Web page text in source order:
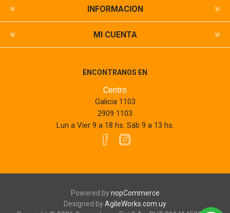
INFORMACION
MI CUENTA
ENCONTRANOS EN
Centro
Galicia 1103
2909 1103
Lun a Vier 9 a 18 hs. Sáb 9 a 13 hs.
Powered bynopCommerce
Designed byAgileWorks.com.uy